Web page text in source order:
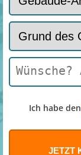
Ich habe den